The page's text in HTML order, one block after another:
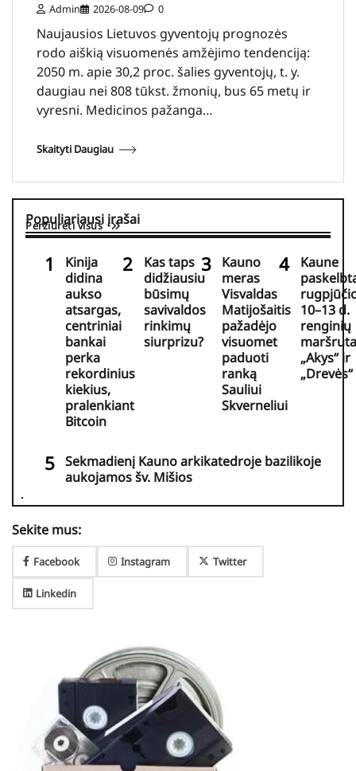
Admin 2026-08-09 0
Naujausios Lietuvos gyventojų prognozės
rodo aiškią visuomenės amžėjimo tendenciją:
2050 m. apie 30,2 proc. šalies gyventojų, t. y.
daugiau nei 808 tūkst. žmonių, bus 65 metų ir
vyresni. Medicinos pažanga…
Skaityti Daugiau
Populiariausi įrašai
Peržiūrėti visus
Kinija
didina
aukso
atsargas,
centriniai
bankai
perka
rekordinius
kiekius,
pralenkiant
Bitcoin
Kas taps
didžiausiu
būsimų
savivaldos
rinkimų
siurprizu?
Kauno
meras
Visvaldas
Matijošaitis
pažadėjo
visuomet
paduoti
ranką
Sauliui
Skverneliui
Kaune
10–13 d.
renginių
„Akys“ ir
„Drevės“
Sekmadienį Kauno arkikatedroje bazilikoje
aukojamos šv. Mišios
Sekite mus:
Facebook Instagram Twitter
Linkedin